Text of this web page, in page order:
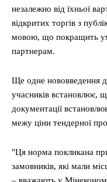
незалежно від їхньої
відкритих торгів з
мовою, що покращить
партнерам.
Ще одне нововведення
учасників встановлює,
документації
межу ціни тендерної
"Ця норма покликана
замовників, які мали